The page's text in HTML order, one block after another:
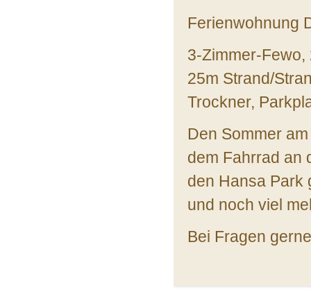
Ferienwohnung
3-Zimmer-Fewo,
25m Strand/
Trockner,
Den Sommer
dem Fahrrad an
den Hansa Park
und noch viel
Bei Fragen